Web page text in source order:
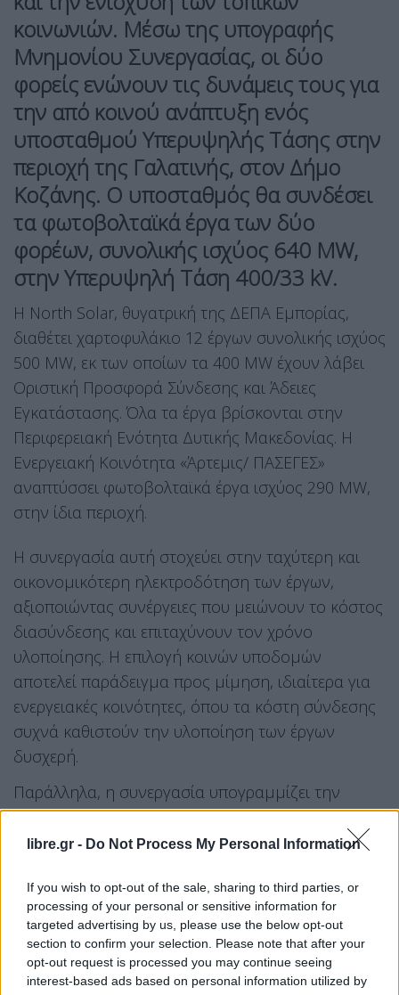
libre.gr - Do Not Process My Personal Information
If you wish to opt-out of the sale, sharing to third parties, or
processing of your personal or sensitive information for
targeted advertising by us, please use the below opt-out
section to confirm your selection. Please note that after your
opt-out request is processed you may continue seeing
interest-based ads based on personal information utilized by
κοινωνιών. Μέσω της υπογραφής
Μνημονίου Συνεργασίας, οι δύο
φορείς ενώνουν τις δυνάμεις τους για
την από κοινού ανάπτυξη ενός
υποσταθμού Υπερυψηλής Τάσης στην
περιοχή της Γαλατινής, στον Δήμο
Κοζάνης. Ο υποσταθμός θα συνδέσει
τα φωτοβολταϊκά έργα των δύο
φορέων, συνολικής ισχύος 640 MW,
στην Υπερυψηλή Τάση 400/33 kV.
Η North Solar, θυγατρική της ΔΕΠΑ Εμπορίας,
διαθέτει χαρτοφυλάκιο 12 έργων συνολικής ισχύος
500 MW, εκ των οποίων τα 400 MW έχουν λάβει
Οριστική Προσφορά Σύνδεσης και Άδειες
Εγκατάστασης. Όλα τα έργα βρίσκονται στην
Περιφερειακή Ενότητα Δυτικής Μακεδονίας. Η
Ενεργειακή Κοινότητα «Άρτεμις/ ΠΑΣΕΓΕΣ»
αναπτύσσει φωτοβολταϊκά έργα ισχύος 290 MW,
στην ίδια περιοχή.
Η συνεργασία αυτή στοχεύει στην ταχύτερη και
οικονομικότερη ηλεκτροδότηση των έργων,
αξιοποιώντας συνέργειες που μειώνουν το κόστος
διασύνδεσης και επιταχύνουν τον χρόνο
υλοποίησης. Η επιλογή κοινών υποδομών
αποτελεί παράδειγμα προς μίμηση, ιδιαίτερα για
ενεργειακές κοινότητες, όπου τα κόστη σύνδεσης
συχνά καθιστούν την υλοποίηση των έργων
δυσχερή.
Παράλληλα, η συνεργασία υπογραμμίζει την
κοινωνική διάσταση της ενεργειακής μετάβασης,
φέρνοντας ουσιαστικά οφέλη στην τοπική
Διασφαλίζεται η συμμετοχή και τα οφέλη για τους
πολίτες, ενώ προωθείται η κοινωνική συνοχή και η
βιώσιμη ανάπτυξη. Πρόκειται για ένα εγχείρημα
που ενισχύει την ενεργειακή αυτονομία των